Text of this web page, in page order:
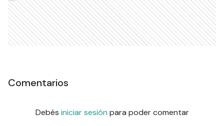
Comentarios
Debés iniciar sesión para poder comentar